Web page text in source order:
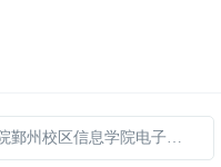
下一篇：宁波城市职业技术学院鄞州校区信息学院电子技术实训室（8-205）、网络安全渗透运维实训室（8-306）改造项目磋商公告